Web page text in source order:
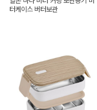
터케이스 버터보관